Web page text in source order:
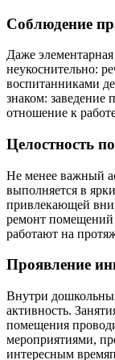
Соблюдение
Даже
неукоснительно:
воспитанниками
знаком: заведение
отношение к
Целостность
Не менее важный
выполняется в
привлекающей
ремонт помещений
работают на
Проявление
Внутри
активность.
помещения
мероприятиями,
интересным